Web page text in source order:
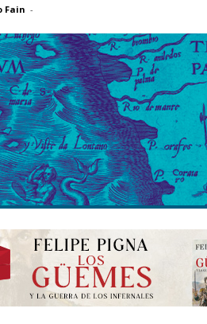
Fain -